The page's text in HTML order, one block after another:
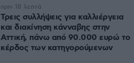
Τρεις συλλήψεις για καλλιέργεια
και διακίνηση κάνναβης στην
Αττική, πάνω από 90.000 ευρώ το
κέρδος των κατηγορούμενων
πριν 18 λεπτά